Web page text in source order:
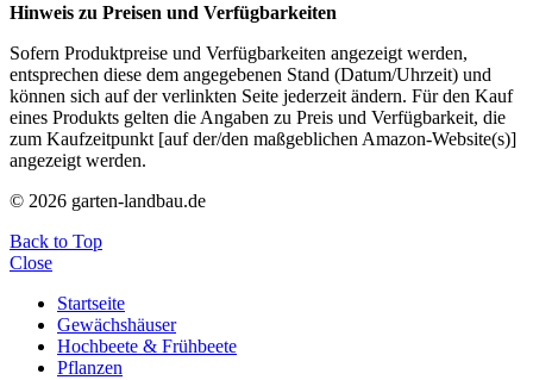
Hinweis zu Preisen und Verfügbarkeiten
Sofern Produktpreise und Verfügbarkeiten angezeigt werden,
entsprechen diese dem angegebenen Stand (Datum/Uhrzeit) und
können sich auf der verlinkten Seite jederzeit ändern. Für den Kauf
eines Produkts gelten die Angaben zu Preis und Verfügbarkeit, die
zum Kaufzeitpunkt [auf der/den maßgeblichen Amazon-Website(s)]
angezeigt werden.
© 2026 garten-landbau.de
Back to Top
Close
Startseite
Gewächshäuser
Hochbeete & Frühbeete
Pflanzen